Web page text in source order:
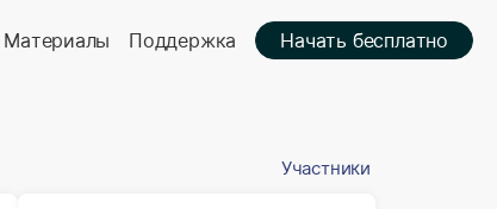
Материалы Поддержка Начать бесплатно
Участники